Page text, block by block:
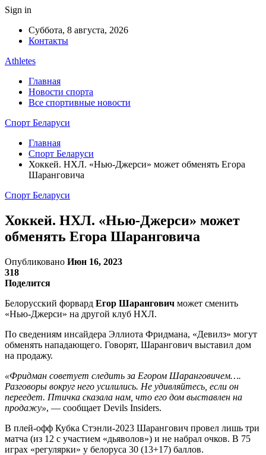
Sign in
Суббота, 8 августа, 2026
Контакты
Athletes
Главная
Новости спорта
Все спортивные новости
Спорт Беларуси
Главная
Спорт Беларуси
Хоккей. НХЛ. «Нью-Джерси» может обменять Егора
Шаранговича
Спорт Беларуси
Хоккей. НХЛ. «Нью-Джерси» может
обменять Егора Шаранговича
Опубликовано Июн 16, 2023
318
Поделится
Белорусский форвард Егор Шарангович может сменить
«Нью-Джерси» на другой клуб НХЛ.
По сведениям инсайдера Эллиота Фридмана, «Девилз» могут
обменять нападающего. Говорят, Шарангович выставил дом
на продажу.
«Фридман советует следить за Егором Шаранговичем….
Разговоры вокруг него усилились. Не удивляйтесь, если он
переедет. Птичка сказала нам, что его дом выставлен на
продажу», — сообщает Devils Insiders.
В плей-офф Кубка Стэнли-2023 Шарангович провел лишь три
матча (из 12 с участием «дьяволов») и не набрал очков. В 75
играх «регулярки» у белоруса 30 (13+17) баллов.